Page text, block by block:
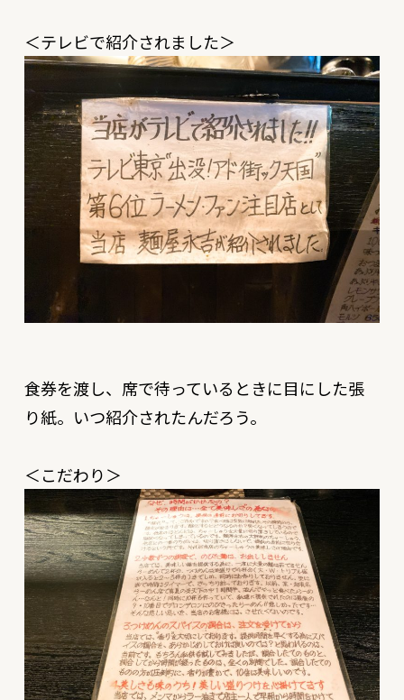
＜テレビで紹介されました＞
食券を渡し、席で待っているときに目にした張
り紙。いつ紹介されたんだろう。
＜こだわり＞